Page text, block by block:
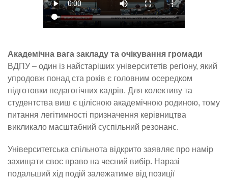
Академічна вага закладу та очікування громади
ВДПУ – один із найстаріших університетів регіону, який
упродовж понад ста років є головним осередком
підготовки педагогічних кадрів. Для колективу та
студентства виш є цілісною академічною родиною, тому
питання легітимності призначення керівництва
викликало масштабний суспільний резонанс.
Університетська спільнота відкрито заявляє про намір
захищати своє право на чесний вибір. Наразі
подальший хід подій залежатиме від позиції